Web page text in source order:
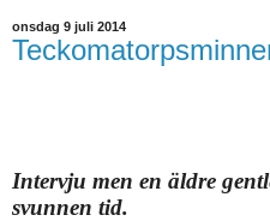
onsdag 9 juli 2014
Intervju men en äldre
svunnen tid.